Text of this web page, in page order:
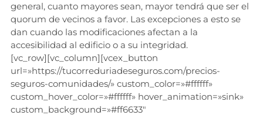
general, cuanto mayores sean, mayor tendrá que ser el
quorum de vecinos a favor. Las excepciones a esto se
dan cuando las modificaciones afectan a la
accesibilidad al edificio o a su integridad.
[vc_row][vc_column][vcex_button
url=»https://tucorreduriadeseguros.com/precios-
seguros-comunidades/» custom_color=»#ffffff»
custom_hover_color=»#ffffff» hover_animation=»sink»
custom_background=»#ff6633″